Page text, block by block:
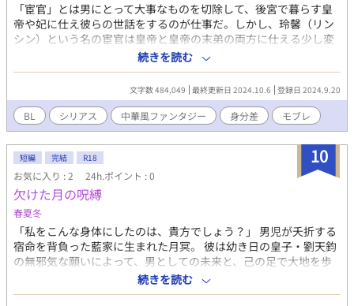
「宦官」とは男にとって大事なものを切除して、後宮で暮らす皇
帝や妃に仕え彼らの世話をするのが仕事だ。しかし、玲馨（リン
シン）という名の宦官は皇帝と皇帝の末弟の両方に仕える少し変
わった立場の宦官だった。 玲馨は幼少期、母に言われるがまま男
を相手に体を売っていたのだが、やがて息子を宦官にすれば大金
が手に入ると知った母は、とうとう幼い玲馨を城へと売り払って
しまう。宮城（きゅうじょう）に入った玲馨には更なる不幸が待
ち受けていて──。 そんな彼を救ったのは、やがて史上最短の在
位で皇帝を退く事になる第二皇子、戊陽（ウーヤン）だった。 ※
アルファポリスに掲載するにあたって「後日談」を新しく更新予
定です。本編は小説家になろう及びpixivでの連載時から内容は一
切変わっていません。 ▼中国中世後期をモチーフにした中華風ロ
ーファンタジーBL作品です。 ▼同時に「pixiv（
https://www.pixiv.net/novel/series/11069685 ）」「小説家にな
ろう（ https://novel18.syosetu.com/n3636il/ ）」にて掲載させ
て頂いています。 ▼以下の要素に気を付けてお読みください。 ※
戦闘描写 ※売春 ※モブレ
続きを読む
文字数 484,049 最終更新日 2024.10.6 登録日 2024.9.20
BL シリアス 中華風ファンタジー 身分差 モブレ
10
短編 完結 R18
お気に入り : 2 24h.ポイント : 0
欠けた月の呪縛
春夏冬
「私をこんな身体にしたのは、貴方でしょう？」 男児が夭折する
宿命を背負った藍家に生まれた月冥。 彼は幼き日の皇子・劉天鈞
の無邪気な願いによって、男としての未来と、己の足で大地を歩
む自由を永遠に奪われた。 皇帝となった天鈞は、月冥の「瑕」に
触れるたび、罪悪感に苛まれ、しかし月冥を離せないでいた。 月
続きを読む